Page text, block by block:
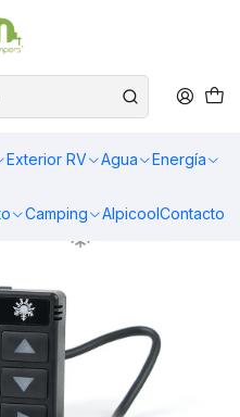
Exterior RV Agua Energía
Camping AlpicoolContacto
DIESEL
OLED